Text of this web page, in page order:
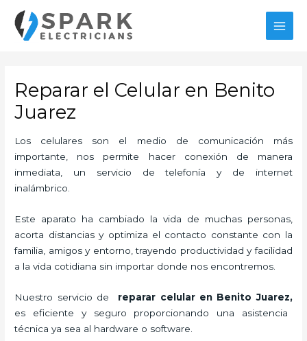
contenido
Reparar el Celular en Benito
Juarez
Los celulares son el medio de comunicación más
importante, nos permite hacer conexión de manera
inmediata, un servicio de telefonía y de internet
inalámbrico.
Este aparato ha cambiado la vida de muchas personas,
acorta distancias y optimiza el contacto constante con la
familia, amigos y entorno, trayendo productividad y facilidad
a la vida cotidiana sin importar donde nos encontremos.
Nuestro servicio de reparar celular en Benito Juarez,
es eficiente y seguro proporcionando una asistencia
técnica ya sea al hardware o software.